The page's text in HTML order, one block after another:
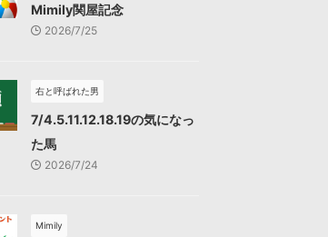
Mimily関屋記念
2026/7/25
右と呼ばれた男
7/4.5.11.12.18.19の気になっ
た馬
2026/7/24
Mimily